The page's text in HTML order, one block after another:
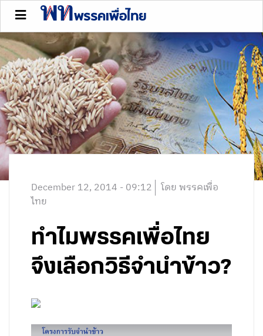
December 12, 2014 - 09:12 โดย พรรคเพื่อ
ไทย
ทำไมพรรคเพื่อไทย
จึงเลือกวิธีจำนำข้าว?